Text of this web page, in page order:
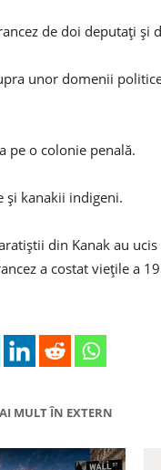
de doi deputați și
unor domenii
pe o colonie penală.
și kanakii indigeni.
din Kanak au
a costat viețile a
MULT ÎN EXTERN